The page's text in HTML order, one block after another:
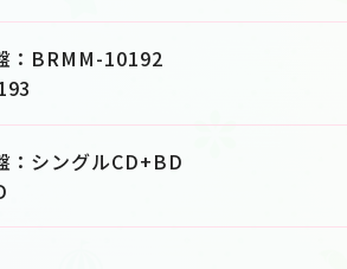
：BRMM-10192
：シングルCD+BD